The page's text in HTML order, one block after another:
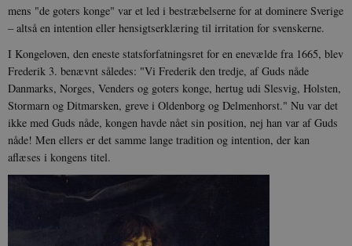
mens "de goters konge" var et led i bestræbelserne for at dominere Sverige
– altså en intention eller hensigtserklæring til irritation for svenskerne.
I Kongeloven, den eneste statsforfatningsret for en enevælde fra 1665, blev
Frederik 3. benævnt således: "Vi Frederik den tredje, af Guds nåde
Danmarks, Norges, Venders og goters konge, hertug udi Slesvig, Holsten,
Stormarn og Ditmarsken, greve i Oldenborg og Delmenhorst." Nu var det
ikke med Guds nåde, kongen havde nået sin position, nej han var af Guds
nåde! Men ellers er det samme lange tradition og intention, der kan
aflæses i kongens titel.